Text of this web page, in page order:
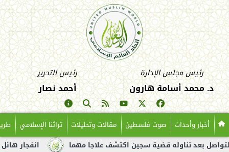
رئيس مجلس الإدارة
د. محمد أسامة هارون
رئيس التحرير
أحمد نصار
أخبار وأحداث صوت فلسطين مقالات وتحليلات تراثنا الإسلامي
انفجار هائل لناقلة تناوله قضية سجين اكتشف علاجا مهما